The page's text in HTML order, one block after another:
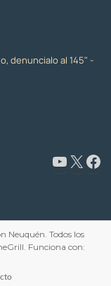
denuncialo al 145" -
www.youtube.com/@CapacitaciónyFormaciónNeuquén X Facebook
Neuquén. Todos los
Funciona con: